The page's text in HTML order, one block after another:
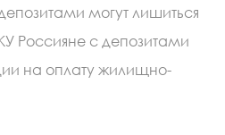
предупредили
о
возможном
подорожании
ЖКУ
могут лишиться
Россияне с депозитами
на оплату жилищно-